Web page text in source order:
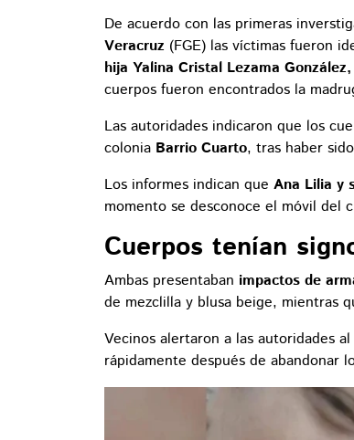
De acuerdo con las primeras
Veracruz (FGE) las víctimas fueron
hija Yalina Cristal Lezama
cuerpos fueron encontrados la
Las autoridades indicaron que los
colonia Barrio Cuarto, tras haber
Los informes indican que Ana Lilia y
momento se desconoce el móvil del
Cuerpos tenían
Ambas presentaban impactos de
de mezclilla y blusa beige, mientras
Vecinos alertaron a las autoridades
rápidamente después de abandonar